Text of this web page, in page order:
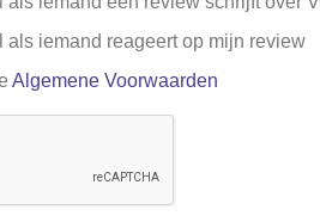
als iemand reageert op mijn review
Algemene Voorwaarden